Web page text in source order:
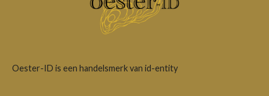
Oester-ID is een handelsmerk van id-entity